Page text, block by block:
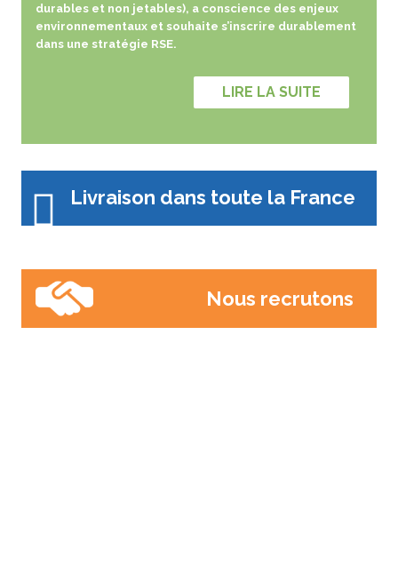
durables et non jetables), a conscience des enjeux
environnementaux et souhaite s’inscrire durablement
dans une stratégie RSE.
LIRE LA SUITE
Livraison dans toute la France
Nous recrutons